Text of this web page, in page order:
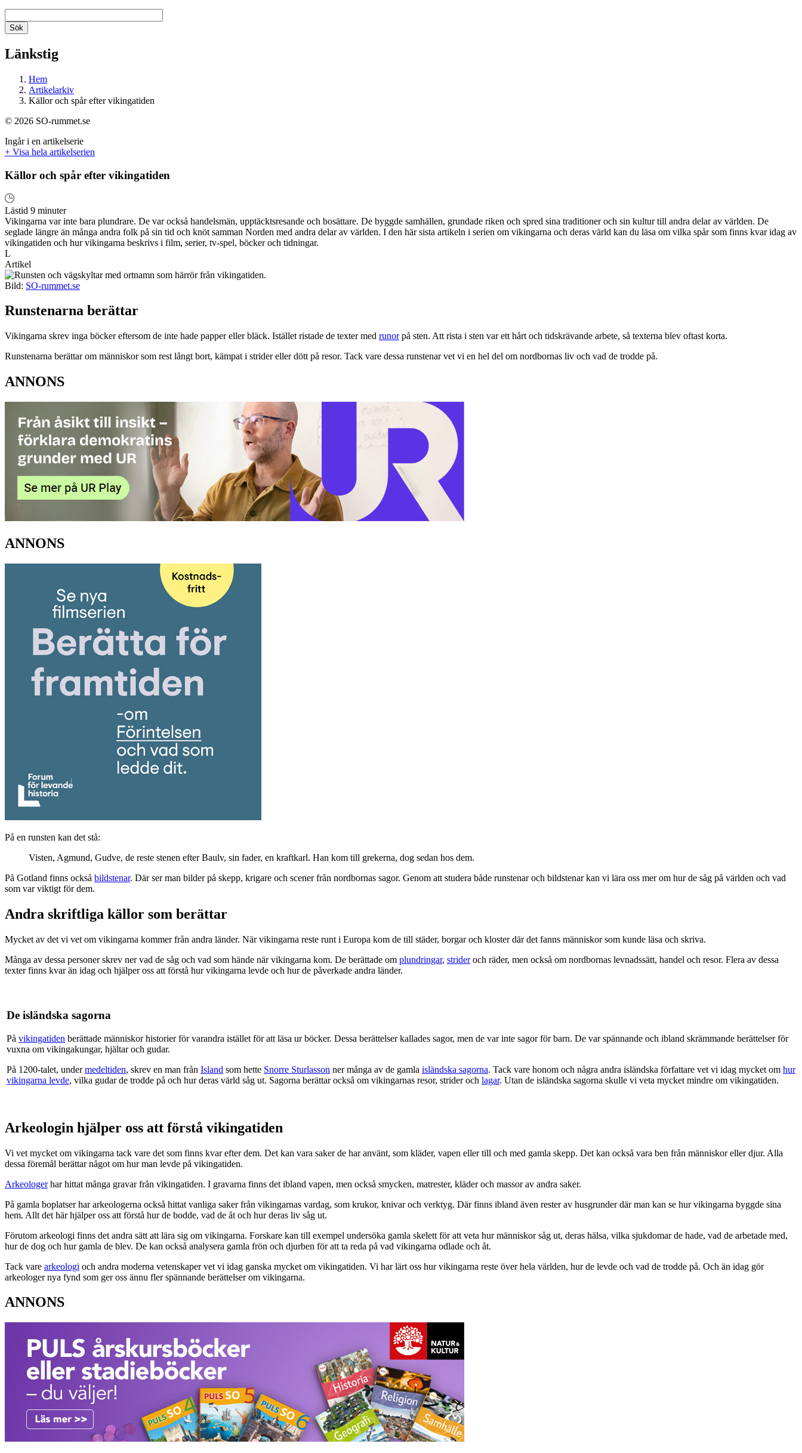
Länkstig
Hem
Artikelarkiv
Källor och spår efter vikingatiden
© 2026 SO-rummet.se
Ingår i en artikelserie
+ Visa hela artikelserien
Källor och spår efter vikingatiden
Lästid 9 minuter
Vikingarna var inte bara plundrare. De var också handelsmän, upptäcktsresande och bosättare. De byggde samhällen, grundade riken och spred sina traditioner och sin kultur till andra delar av världen. De
seglade längre än många andra folk på sin tid och knöt samman Norden med andra delar av världen. I den här sista artikeln i serien om vikingarna och deras värld kan du läsa om vilka spår som finns kvar idag av
vikingatiden och hur vikingarna beskrivs i film, serier, tv-spel, böcker och tidningar.
L
Artikel
Bild: SO-rummet.se
Runstenarna berättar
Vikingarna skrev inga böcker eftersom de inte hade papper eller bläck. Istället ristade de texter med runorpå sten. Att rista i sten var ett hårt och tidskrävande arbete, så texterna blev oftast korta.
Runstenarna berättar om människor som rest långt bort, kämpat i strider eller dött på resor. Tack vare dessa runstenar vet vi en hel del om nordbornas liv och vad de trodde på.
ANNONS
ANNONS
På en runsten kan det stå:
Visten, Agmund, Gudve, de reste stenen efter Baulv, sin fader, en kraftkarl. Han kom till grekerna, dog sedan hos dem.
På Gotland finns också bildstenar. Där ser man bilder på skepp, krigare och scener från nordbornas sagor. Genom att studera både runstenar och bildstenar kan vi lära oss mer om hur de såg på världen och vad
som var viktigt för dem.
Andra skriftliga källor som berättar
Mycket av det vi vet om vikingarna kommer från andra länder. När vikingarna reste runt i Europa kom de till städer, borgar och kloster där det fanns människor som kunde läsa och skriva.
Många av dessa personer skrev ner vad de såg och vad som hände när vikingarna kom. De berättade om plundringar, strideroch räder, men också om nordbornas levnadssätt, handel och resor. Flera av dessa
texter finns kvar än idag och hjälper oss att förstå hur vikingarna levde och hur de påverkade andra länder.
De isländska sagorna
På vikingatiden berättade människor historier för varandra istället för att läsa ur böcker. Dessa berättelser kallades sagor, men de var inte sagor för barn. De var spännande och ibland skrämmande berättelser för
vuxna om vikingakungar, hjältar och gudar.
På 1200-talet, undermedeltiden, skrev en man från Island som hette Snorre Sturlasson ner många av de gamla isländska sagorna. Tack vare honom och några andra isländska författare vet vi idag mycket om hur
vikingarna levde, vilka gudar de trodde på och hur deras värld såg ut. Sagorna berättar också om vikingarnas resor, strider och lagar. Utan de isländska sagorna skulle vi veta mycket mindre om vikingatiden.
Arkeologin hjälper oss att förstå vikingatiden
Vi vet mycket om vikingarna tack vare det som finns kvar efter dem. Det kan vara saker de har använt, som kläder, vapen eller till och med gamla skepp. Det kan också vara ben från människor eller djur. Alla
dessa föremål berättar något om hur man levde på vikingatiden.
Arkeologerhar hittat många gravar från vikingatiden. I gravarna finns det ibland vapen, men också smycken, matrester, kläder och massor av andra saker.
På gamla boplatser har arkeologerna också hittat vanliga saker från vikingarnas vardag, som krukor, knivar och verktyg. Där finns ibland även rester av husgrunder där man kan se hur vikingarna byggde sina
hem. Allt det här hjälper oss att förstå hur de bodde, vad de åt och hur deras liv såg ut.
Förutom arkeologi finns det andra sätt att lära sig om vikingarna. Forskare kan till exempel undersöka gamla skelett för att veta hur människor såg ut, deras hälsa, vilka sjukdomar de hade, vad de arbetade med,
hur de dog och hur gamla de blev. De kan också analysera gamla frön och djurben för att ta reda på vad vikingarna odlade och åt.
Tack vare arkeologi och andra moderna vetenskaper vet vi idag ganska mycket om vikingatiden. Vi har lärt oss hur vikingarna reste över hela världen, hur de levde och vad de trodde på. Och än idag gör
arkeologer nya fynd som ger oss ännu fler spännande berättelser om vikingarna.
ANNONS